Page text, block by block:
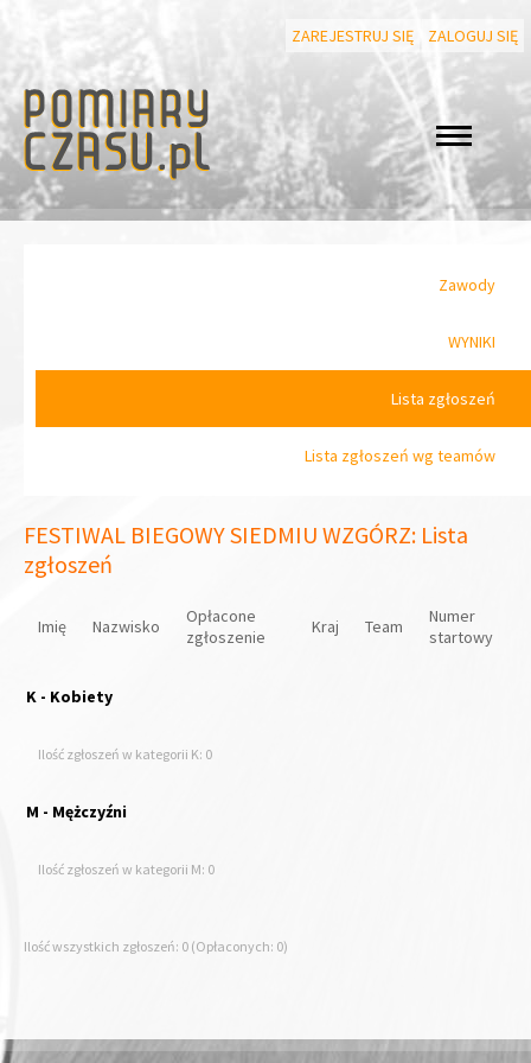
ZAREJESTRUJ SIĘ ZALOGUJ SIĘ
Zawody
WYNIKI
Lista zgłoszeń
Lista zgłoszeń wg teamów
FESTIWAL BIEGOWY SIEDMIU WZGÓRZ: Lista
zgłoszeń
Imię Nazwisko
Opłacone
zgłoszenie
Kraj Team
Numer
startowy
K - Kobiety
Ilość zgłoszeń w kategorii K: 0
M - Mężczyźni
Ilość zgłoszeń w kategorii M: 0
Ilość wszystkich zgłoszeń: 0 (Opłaconych: 0)